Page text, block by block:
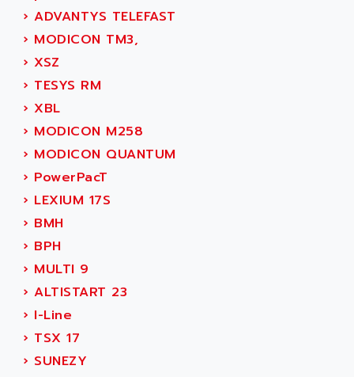
MOVIDYN
MOVITRAC
SERVVODYN
SE50
LTD12
MDLA
MDLS
ACMD2
PLS514
PLS510
PLS508
SERVOSTAR
AC FEED MOTOR
ADES
ADETEC
ADITEC
ADL EUROTECH
ADLEE POWERTRONIC
ADLINK
ADLINK TECHNOLOGY
ADM ELECTRONIC
ADN
ADN PESAGE
ADTECH POWER INC
ADV
ADVANCE
› ADVANTYS TELEFAST
› MODICON TM3,
› XSZ
› TESYS RM
› XBL
› MODICON M258
› MODICON QUANTUM
› PowerPacT
› LEXIUM 17S
› BMH
› BPH
› MULTI 9
› ALTISTART 23
› I-Line
› TSX 17
› SUNEZY